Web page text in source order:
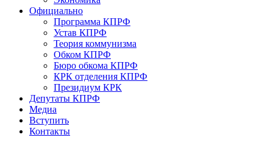
Официально
Программа КПРФ
Устав КПРФ
Теория коммунизма
Обком КПРФ
Бюро обкома КПРФ
КРК отделения КПРФ
Президиум КРК
Депутаты КПРФ
Медиа
Вступить
Контакты